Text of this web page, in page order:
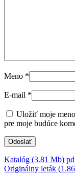
Meno *
E-mail *
Uložiť moje
pre moje budúce
Katalóg (3.81 Mb)
Originálny leták